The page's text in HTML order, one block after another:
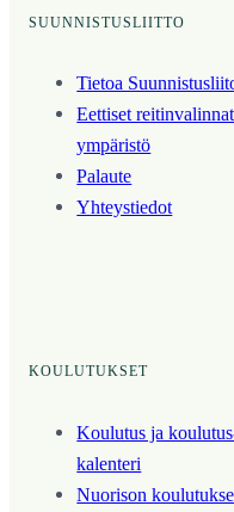
SUUNNISTUSLIITTO
Tietoa
Eettiset
ympäristö
Palaute
Yhteystiedot
KOULUTUKSET
Koulutus ja
kalenteri
Nuorison